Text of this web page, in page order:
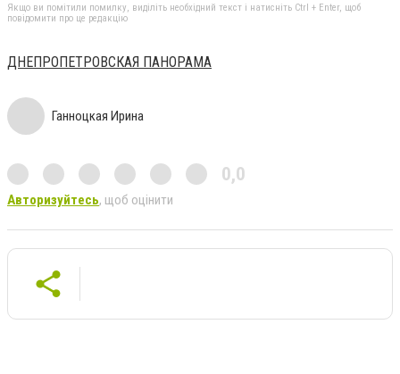
Якщо ви помітили помилку, виділіть необхідний текст і натисніть Ctrl + Enter, щоб
повідомити про це редакцію
ДНЕПРОПЕТРОВСКАЯ ПАНОРАМА
Ганноцкая Ирина
0,0
Авторизуйтесь, щоб оцінити